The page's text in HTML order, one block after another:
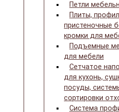
Петли
Плиты,
пристеночные
кромки для
Подъемные
для мебели
Сетчатое
для кухонь,
посуды,
сортировки
Система